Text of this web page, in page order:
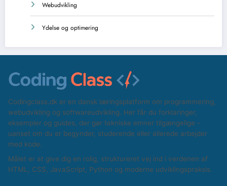
Webudvikling
Ydelse og optimering
Codingclass.dk er en dansk læringsplatform om programmering,
webudvikling og softwareudvikling. Her får du forklaringer,
eksempler og guides, der gør tekniske emner tilgængelige –
uanset om du er begynder, studerende eller allerede arbejder
med kode.
Målet er at give dig en rolig, struktureret vej ind i verdenen af
HTML, CSS, JavaScript, Python og moderne udviklingspraksis.